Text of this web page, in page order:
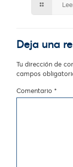
Deja una
Tu dirección de
campos
Comentario *